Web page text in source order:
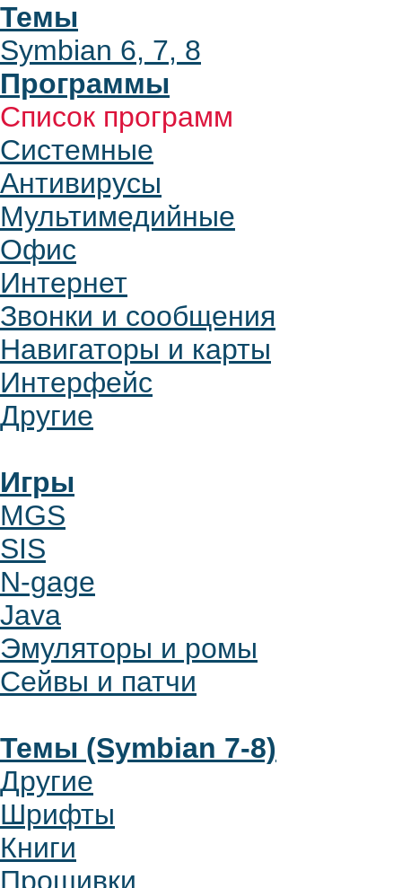
Темы
Symbian 6, 7, 8
Программы
Список программ
Системные
Антивирусы
Мультимедийные
Офис
Интернет
Звонки и сообщения
Навигаторы и карты
Интерфейс
Другие
Игры
MGS
SIS
N-gage
Java
Эмуляторы и ромы
Сейвы и патчи
Темы (Symbian 7-8)
Другие
Шрифты
Книги
Прошивки